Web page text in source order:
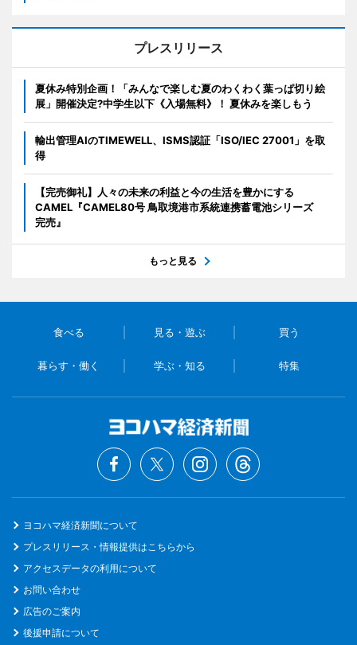
プレスリリース
夏休み特別企画！「みんなで楽しむ夏のわくわく葉っぱ切り絵
展」開催決定?中学生以下《入場無料》！ 夏休みを楽しもう
輸出管理AIのTIMEWELL、ISMS認証「ISO/IEC 27001」を取
得
【完売御礼】人々の未来の利益と今の生活を豊かにする
CAMEL『CAMEL80号 鳥取境港市系統連携蓄電池シリーズ
完売』
もっと見る
食べる 見る・遊ぶ 買う
暮らす・働く 学ぶ・知る 特集
ヨコハマ経済新聞について
プレスリリース・情報提供はこちらから
アクセスデータの利用について
お問い合わせ
広告のご案内
後援申請について